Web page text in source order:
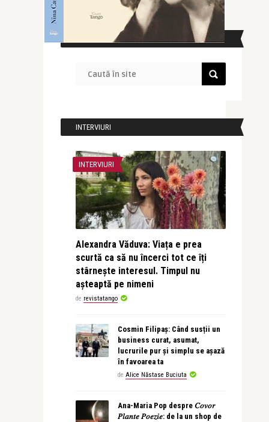
CAUTĂ ÎN SITE
INTERVIURI
INTERVIURI
Alexandra Văduva: Viața e prea
scurtă ca să nu încerci tot ce îți
stârnește interesul. Timpul nu
așteaptă pe nimeni
de revistatango
Cosmin Filipaș: Când susții un
business curat, asumat,
lucrurile pur și simplu se așază
în favoarea ta
de Alice Năstase Buciuta
Ana-Maria Pop despre 𝐶𝑜𝑣𝑜𝑟
𝑃𝑙𝑎𝑛𝑡𝑒 𝑃𝑜𝑒𝑧𝑖𝑒: de la un shop de